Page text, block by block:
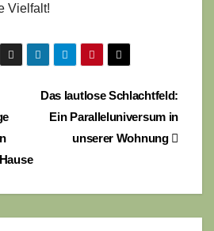
Vielfalt!
Das lautlose Schlachtfeld:
Ein Paralleluniversum in
unserer Wohnung